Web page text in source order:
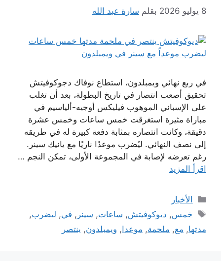
8 يوليو 2026 بقلم سارة عبد الله
في ربع نهائي ويمبلدون، استطاع نوفاك دجوكوفيتش
تحقيق أصعب انتصار في تاريخ البطولة، بعد أن تغلب
على الإسباني الموهوب فيليكس أوجيه-ألياسيم في
مباراة مثيرة استغرقت خمس ساعات وخمس عشرة
دقيقة، وكانت انتصاره بمثابة دفعة كبيرة له في طريقه
إلى نصف النهائي. ليُضرب موعدًا ناريًا مع يانيك سينر.
رغم تعرضه لإصابة في المجموعة الأولى، تمكن النجم …
اقرأ المزيد
التصنيفات
الأخبار
الوسوم
خمس, ديوكوفيتش, ساعات, سينر , في, ليضرب,
مدتها, مع, ملحمة, موعدا, ويمبلدون, ينتصر